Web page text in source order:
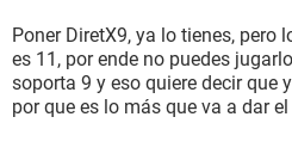
Poner DiretX9, ya lo tienes, pero
es 11, por ende no puedes
soporta 9 y eso quiere decir que
por que es lo más que va a dar